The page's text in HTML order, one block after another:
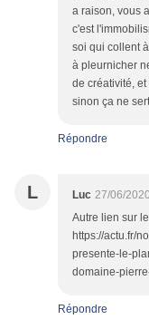
a raison, vous
c'est
soi qui collent
à pleurnicher
de créativité,
sinon ça ne
Répondre
L Luc 27/06/
Autre lien sur
https://actu.fr/
presente-le-
domaine-
Répondre